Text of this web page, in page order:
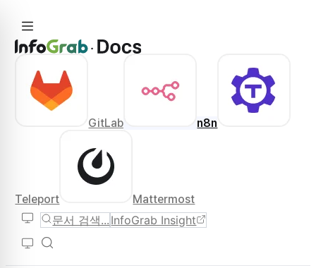
GitLab n8n
Teleport Mattermost
문서 검색... InfoGrab Insight